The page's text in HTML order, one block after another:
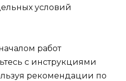
условий
работ
с инструкциями
рекомендации по